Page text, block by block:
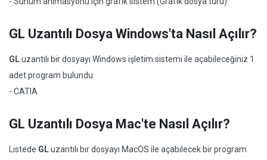
GL Uzantılı Dosya Windows'ta Nasıl Açılır?
GLuzantılı bir dosyayı Windows işletim sistemi ile açabileceğiniz 1
adet program bulundu:
- CATIA
GL Uzantılı Dosya Mac'te Nasıl Açılır?
Listede GLuzantılı bir dosyayı MacOS ile açabilecek bir program